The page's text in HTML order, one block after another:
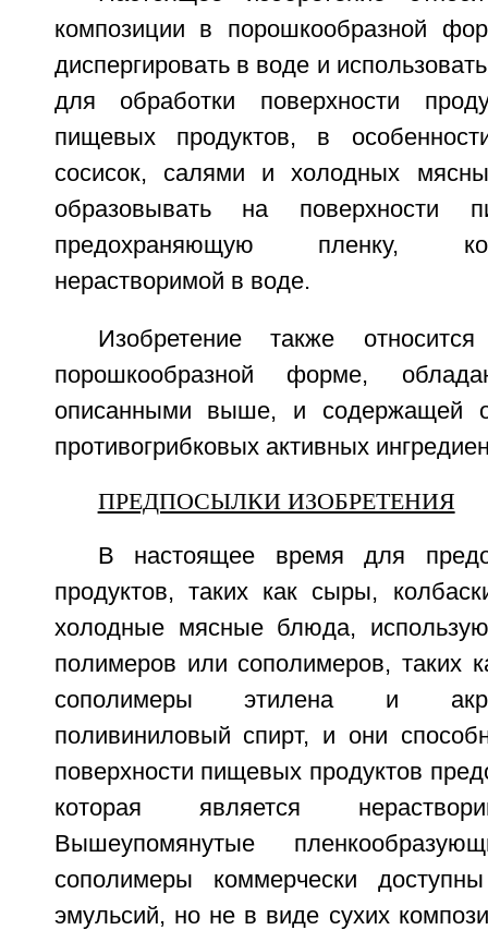
композиции в порошкообразной
диспергировать в воде и
для обработки поверхности
пищевых продуктов, в
сосисок, салями и холодных
образовывать на поверхности
предохраняющую пленку,
нерастворимой в воде.
Изобретение также
порошкообразной форме,
описанными выше, и содержащей
противогрибковых активных
ПРЕДПОСЫЛКИ ИЗОБРЕТЕНИЯ
В настоящее время для
продуктов, таких как сыры,
холодные мясные блюда,
полимеров или сополимеров, таких
сополимеры этилена и
поливиниловый спирт, и они
поверхности пищевых продуктов
которая является
Вышеупомянутые
сополимеры коммерчески
эмульсий, но не в виде сухих